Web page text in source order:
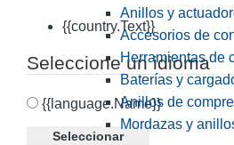
{{country.Text}}
Seleccione un idioma
{{language.Name}}
Seleccionar
Anillos y
Accesorios de
Herramientas de
Baterías y
Anillos de
Mordazas y